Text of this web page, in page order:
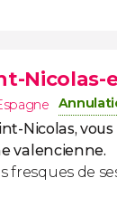
Nicolas-
Nicolas, vous
valencienne.
fresques de